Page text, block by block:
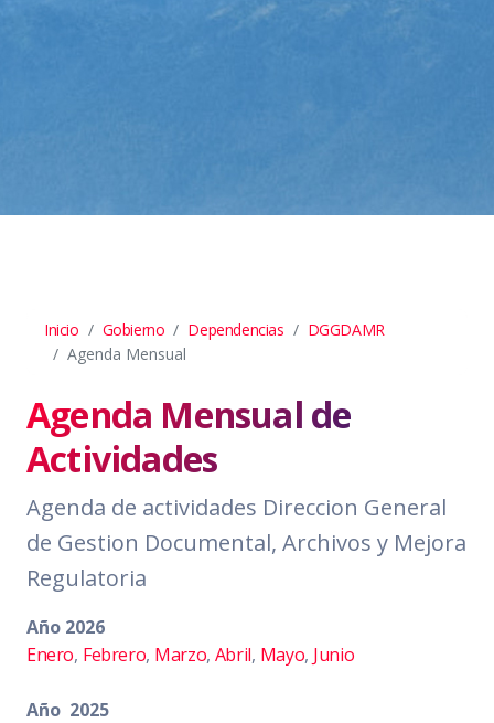
Inicio Gobierno Dependencias
DGGDAMR
Agenda Mensual
Agenda Mensual de
Actividades
Agenda de actividades Direccion General
de Gestion Documental, Archivos y Mejora
Regulatoria
Año 2026
Enero, Febrero, Marzo, Abril, Mayo, Junio
Año 2025